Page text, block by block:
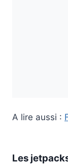
A lire aussi :
Les